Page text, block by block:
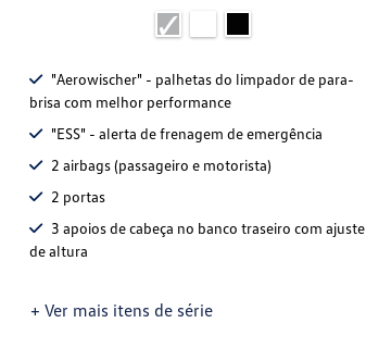
"Aerowischer" - palhetas do limpador de para-
brisa com melhor performance
"ESS" - alerta de frenagem de emergência
2 airbags (passageiro e motorista)
2 portas
3 apoios de cabeça no banco traseiro com ajuste
de altura
+ Ver mais itens de série